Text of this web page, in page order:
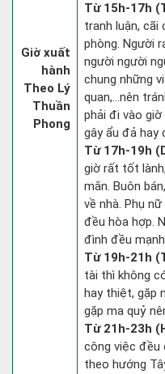
Giờ xuất
hành
Theo Lý
Thuần
Phong
Từ 15h-17h
tranh luận, cãi
phòng. Người
người người
chung những
quan,…nên
phải đi vào
gây ẩu đả hay
Từ 17h-19h
giờ rất tốt
mắn. Buôn
về nhà. Phụ
đều hòa hợp.
đình đều
Từ 19h-21h
tài thì không
hay thiệt, gặp
gặp ma quỷ
Từ 21h-23h
công việc
theo hướng